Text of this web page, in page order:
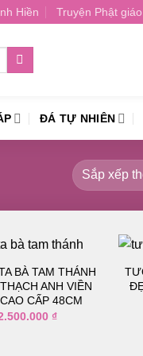
Hiền Truyện Phật giáo
ĐÁ TỰ NHIÊN
Thêm
BÀ TAM THÁNH
ANH VIỀN
CẤP 48CM
₫